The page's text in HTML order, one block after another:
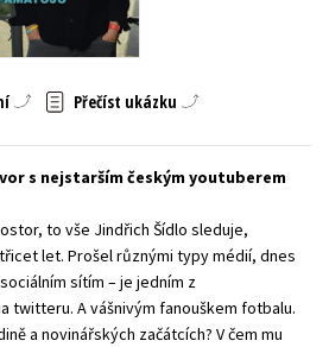
literatura
Všechny tituly
Přečíst ukázku
s nejstarším českým youtuberem
to vše Jindřich Šídlo sleduje,
let. Prošel různými typy médií, dnes
sítím – je jedním z
twitteru. A vášnivým fanouškem fotbalu.
a novinářských začátcích? V čem mu